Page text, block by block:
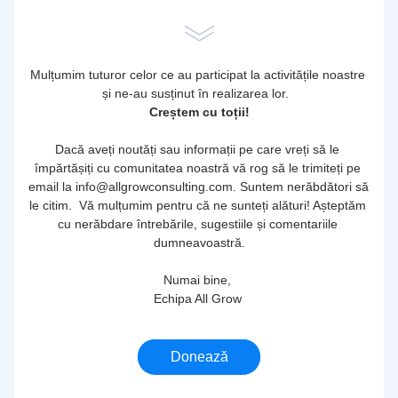
Mulțumim tuturor celor ce au participat la activitățile noastre
și ne-au susținut în realizarea lor.
Creștem cu toții!
Dacă aveți noutăți sau informații pe care vreți să le
împărtășiți cu comunitatea noastră vă rog să le trimiteți pe
email la info@allgrowconsulting.com. Suntem nerăbdători să
le citim.  Vă mulțumim pentru că ne sunteți alături! Așteptăm
cu nerăbdare întrebările, sugestiile și comentariile
dumneavoastră.
Numai bine,
Echipa All Grow
Donează